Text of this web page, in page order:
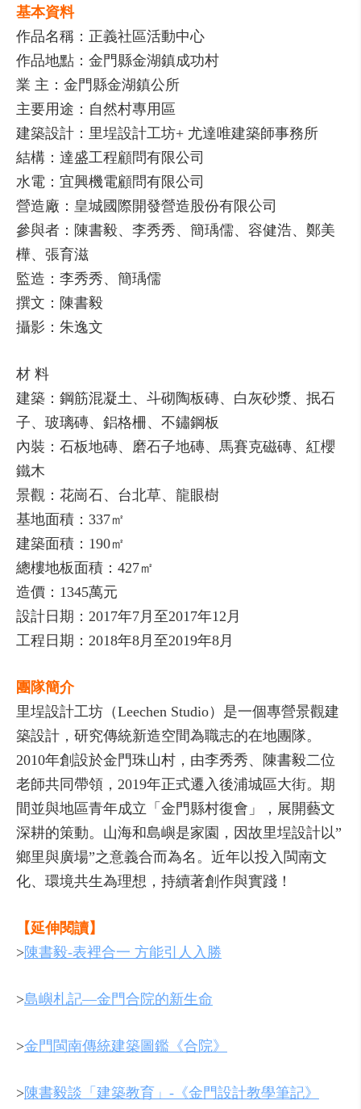
基本資料
作品名稱：正義社區活動中心
作品地點：金門縣金湖鎮成功村
業 主：金門縣金湖鎮公所
主要用途：自然村專用區
建築設計：里埕設計工坊+ 尤達唯建築師事務所
結構：達盛工程顧問有限公司
水電：宜興機電顧問有限公司
營造廠：皇城國際開發營造股份有限公司
參與者：陳書毅、李秀秀、簡瑀儒、容健浩、鄭美
樺、張育滋
監造：李秀秀、簡瑀儒
撰文：陳書毅
攝影：朱逸文
材 料
建築：鋼筋混凝土、斗砌陶板磚、白灰砂漿、抿石
子、玻璃磚、鋁格柵、不鏽鋼板
內裝：石板地磚、磨石子地磚、馬賽克磁磚、紅櫻
鐵木
景觀：花崗石、台北草、龍眼樹
基地面積：337㎡
建築面積：190㎡
總樓地板面積：427㎡
造價：1345萬元
設計日期：2017年7月至2017年12月
工程日期：2018年8月至2019年8月
團隊簡介
里埕設計工坊（Leechen Studio）是一個專營景觀建
築設計，研究傳統新造空間為職志的在地團隊。
2010年創設於金門珠山村，由李秀秀、陳書毅二位
老師共同帶領，2019年正式遷入後浦城區大街。期
間並與地區青年成立「金門縣村復會」，展開藝文
深耕的策動。山海和島嶼是家園，因故里埕設計以”
鄉里與廣場”之意義合而為名。近年以投入閩南文
化、環境共生為理想，持續著創作與實踐！
【延伸閱讀】
>陳書毅-表裡合一 方能引人入勝
>島嶼札記—金門合院的新生命
>金門閩南傳統建築圖鑑《合院》
>陳書毅談「建築教育」-《金門設計教學筆記》